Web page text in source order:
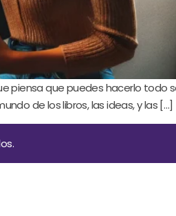
piensa que puedes hacerlo todo
de los libros, las ideas, y las […]